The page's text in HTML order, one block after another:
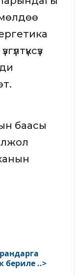
баасы
бериле ..>